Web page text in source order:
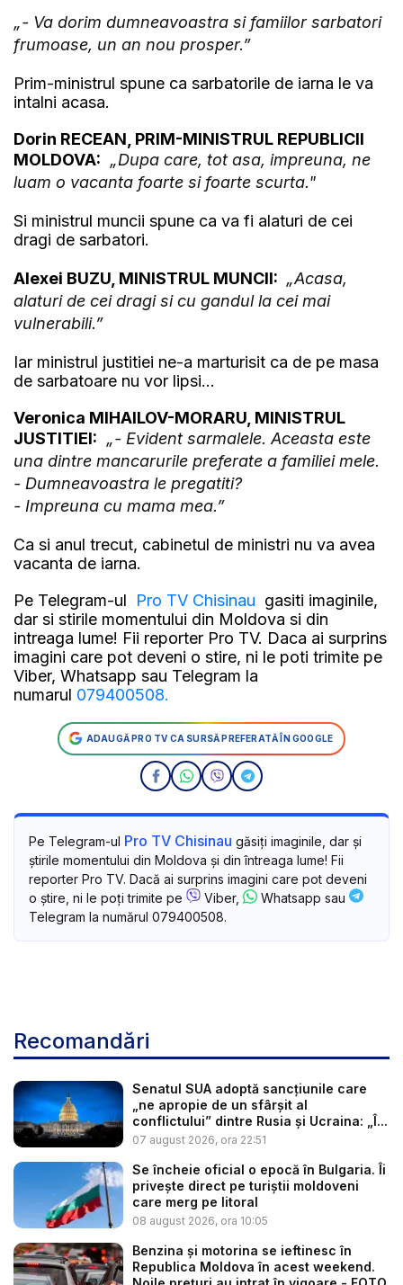
„- Va dorim dumneavoastra si famiilor sarbatori
frumoase, un an nou prosper.”
Prim-ministrul spune ca sarbatorile de iarna le va
intalni acasa.
Dorin RECEAN, PRIM-MINISTRUL REPUBLICII
MOLDOVA: „Dupa care, tot asa, impreuna, ne
luam o vacanta foarte si foarte scurta."
Si ministrul muncii spune ca va fi alaturi de cei
dragi de sarbatori.
Alexei BUZU, MINISTRUL MUNCII: „Acasa,
alaturi de cei dragi si cu gandul la cei mai
vulnerabili.”
Iar ministrul justitiei ne-a marturisit ca de pe masa
de sarbatoare nu vor lipsi...
Veronica MIHAILOV-MORARU, MINISTRUL
JUSTITIEI: „- Evident sarmalele. Aceasta este
una dintre mancarurile preferate a familiei mele.
- Dumneavoastra le pregatiti?
- Impreuna cu mama mea.”
Ca si anul trecut, cabinetul de ministri nu va avea
vacanta de iarna.
Pe Telegram-ul Pro TV Chisinau gasiti imaginile,
dar si stirile momentului din Moldova si din
intreaga lume! Fii reporter Pro TV. Daca ai surprins
imagini care pot deveni o stire, ni le poti trimite pe
Viber, Whatsapp sau Telegram la
numarul 079400508.
ADAUGĂ PRO TV CA SURSĂ PREFERATĂ ÎN GOOGLE
Pe Telegram-ul Pro TV Chisinau găsiți imaginile, dar și
știrile momentului din Moldova și din întreaga lume! Fii
reporter Pro TV. Dacă ai surprins imagini care pot deveni
o știre, ni le poți trimite pe
Viber,
Whatsapp sau
Telegram la numărul 079400508.
Recomandări
Senatul SUA adoptă sancțiunile care
„ne apropie de un sfârșit al
conflictului” dintre Rusia și Ucraina: „Î...
07 august 2026, ora 22:51
Se încheie oficial o epocă în Bulgaria. Îi
privește direct pe turiștii moldoveni
care merg pe litoral
08 august 2026, ora 10:05
Benzina și motorina se ieftinesc în
Republica Moldova în acest weekend.